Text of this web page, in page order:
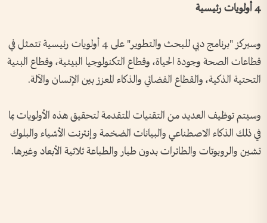
4 أولويات رئيسية
وسيركز "برنامج دبي للبحث والتطوير" على 4 أولويات رئيسية تتمثل في
قطاعات الصحة وجودة الحياة، وقطاع التكنولوجيا البيئية، وقطاع البنية
التحتية الذكية، والقطاع الفضائي والذكاء المعزز بين الإنسان والآلة.
وسيتم توظيف العديد من التقنيات المتقدمة لتحقيق هذه الأولويات بما
في ذلك الذكاء الاصطناعي والبيانات الضخمة وإنترنت الأشياء والبلوك
تشين والروبوتات والطائرات بدون طيار والطباعة ثلاثية الأبعاد وغيرها.